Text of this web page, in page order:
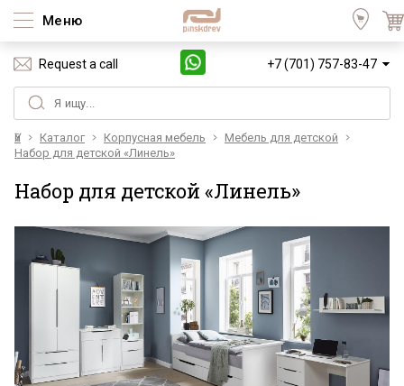
Меню
Request a call +7 (701) 757-83-47
Үй Каталог Корпусная мебель
Мебель для детской
Набор для детской «Линель»
Набор для детской «Линель»